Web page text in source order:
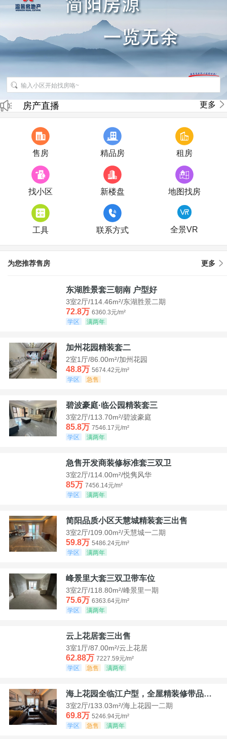
招聘房产销售经纪人
房产直播 更多
售房 精品房 租房
找小区 新楼盘 地图找房
工具 联系方式 全景VR
为您推荐售房 更多
东湖胜景套三朝南 户型好
3室2厅/114.46m²/东湖胜景二期
72.8万 6360.3元/m²
学区
满两年
加州花园精装套二
2室1厅/86.00m²/加州花园
48.8万 5674.42元/m²
学区
急售
碧波豪庭·临公园精装套三
3室2厅/113.70m²/碧波豪庭
85.8万 7546.17元/m²
学区
满两年
急售开发商装修标准套三双卫
3室2厅/114.00m²/悦隽风华
85万 7456.14元/m²
学区
满两年
简阳品质小区天慧城精装套三出售
3室2厅/109.00m²/天慧城一二期
59.8万 5486.24元/m²
学区
满两年
峰景里大套三双卫带车位
3室2厅/118.80m²/峰景里一期
75.6万 6363.64元/m²
学区
满两年
云上花居套三出售
3室1厅/87.00m²/云上花居
62.88万 7227.59元/m²
学区
急售 满两年
海上花园全临江户型，全屋精装修带品牌家具家电，诚意出售！
3室2厅/133.03m²/海上花园一二期
69.8万 5246.94元/m²
学区
急售 满两年